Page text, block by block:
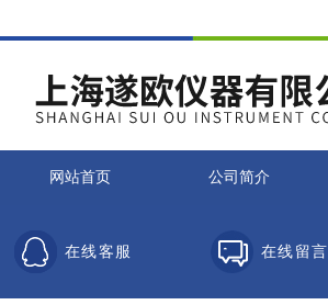
网站首页 公司简介
在线客服 在线留言